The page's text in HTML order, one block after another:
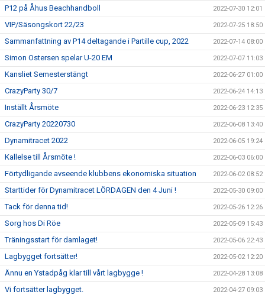
P12 på Åhus Beachhandboll 2022-07-30 12:01
VIP/Säsongskort 22/23 2022-07-25 18:50
Sammanfattning av P14 deltagande i Partille cup, 2022 2022-07-14 08:00
Simon Ostersen spelar U-20 EM 2022-07-07 11:03
Kansliet Semesterstängt 2022-06-27 01:00
CrazyParty 30/7 2022-06-24 14:13
Inställt Årsmöte 2022-06-23 12:35
CrazyParty 20220730 2022-06-08 13:40
Dynamitracet 2022 2022-06-05 19:24
Kallelse till Årsmöte ! 2022-06-03 06:00
Förtydligande avseende klubbens ekonomiska situation 2022-06-02 08:52
Starttider för Dynamitracet LÖRDAGEN den 4 Juni ! 2022-05-30 09:00
Tack för denna tid! 2022-05-26 12:26
Sorg hos Di Röe 2022-05-09 15:43
Träningsstart för damlaget! 2022-05-06 22:43
Lagbygget fortsätter! 2022-05-02 12:20
Ännu en Ystadpåg klar till vårt lagbygge ! 2022-04-28 13:08
Vi fortsätter lagbygget. 2022-04-27 09:03